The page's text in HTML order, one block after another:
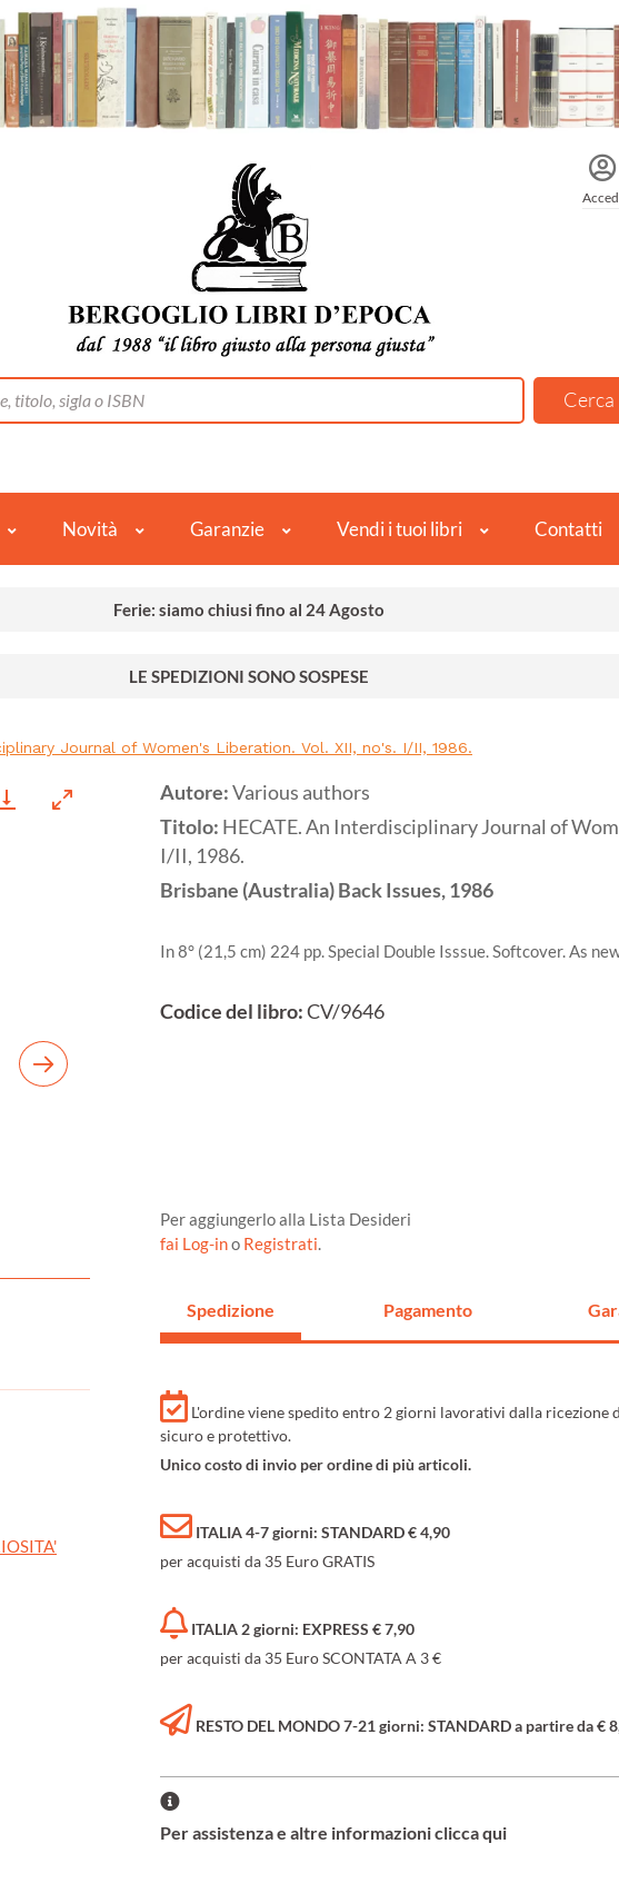
Novità Garanzie Vendi i tuoi libri Contatti
Ferie: siamo chiusi fino al 24 Agosto
LE SPEDIZIONI SONO SOSPESE
Journal of Women's Liberation. Vol. XII, no's. I/II, 1986.
Autore:Various authors
Titolo: HECATE. An Interdisciplinary Journal of
I/II, 1986.
Brisbane (Australia)Back Issues,1986
In 8° (21,5 cm) 224 pp. Special Double Isssue. Softcover. As
Codice del libro:CV/9646
Per aggiungerlo alla Lista Desideri
fai Log-ino Registrati.
Spedizione Pagamento
L'ordine viene spedito entro 2 giorni lavorativi dalla ricezione
sicuro e protettivo.
Unico costo di invio per ordine di più articoli.
ITALIA 4-7 giorni: STANDARD € 4,90
per acquisti da 35 Euro GRATIS
ITALIA 2 giorni: EXPRESS € 7,90
per acquisti da 35 Euro SCONTATA A 3 €
RESTO DEL MONDO 7-21 giorni: STANDARD a partire da €
Per assistenza e altre informazioni clicca qui